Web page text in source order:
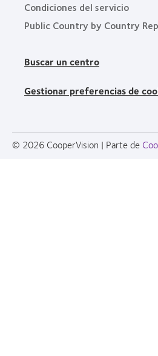
Condiciones del servicio
Public Country by Country
Buscar un centro
Gestionar preferencias de
© 2026 CooperVision | Parte de